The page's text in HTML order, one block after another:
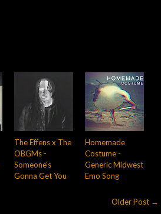
The Effens x The
OBGMs -
Someone's
Gonna Get You
Homemade
Costume -
Generic Midwest
Emo Song
Older Post →